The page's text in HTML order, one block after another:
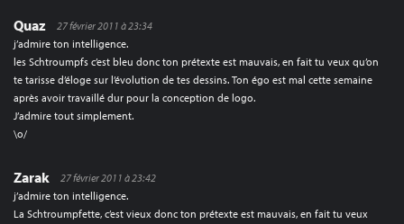
Quaz
27 février 2011 à 23:34
j’admire ton intelligence.
les Schtroumpfs c’est bleu donc ton prétexte est mauvais, en fait tu veux qu’on
te tarisse d’éloge sur l’évolution de tes dessins. Ton égo est mal cette semaine
après avoir travaillé dur pour la conception de logo.
J’admire tout simplement.
\o/
Zarak
27 février 2011 à 23:42
j’admire ton intelligence.
La Schtroumpfette, c’est vieux donc ton prétexte est mauvais, en fait tu veux